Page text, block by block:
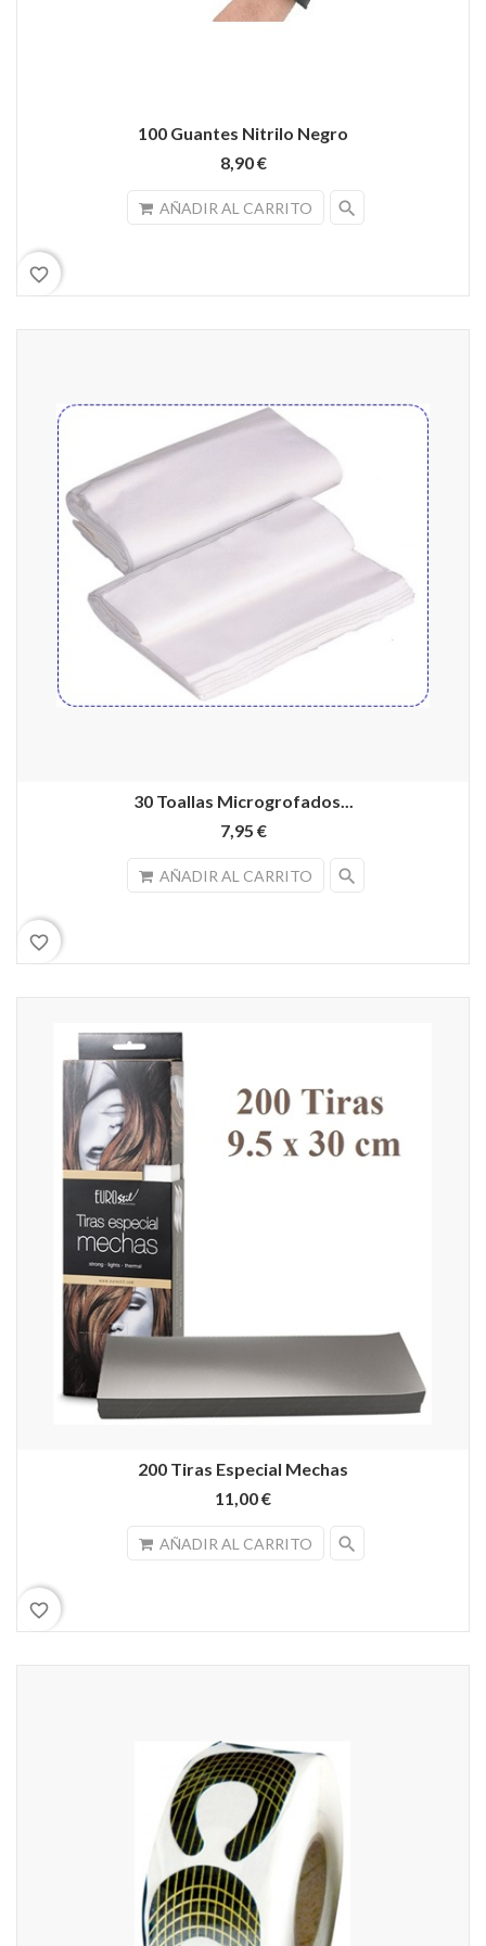
100 Guantes Nitrilo Negro
8,90 €
AÑADIR AL CARRITO search
favorite_border
30 Toallas Microgrofados...
7,95 €
AÑADIR AL CARRITO search
favorite_border
200 Tiras Especial Mechas
11,00 €
AÑADIR AL CARRITO search
favorite_border